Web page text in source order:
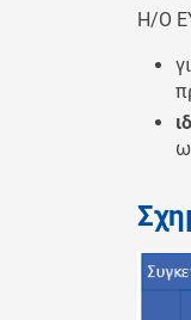
Η/Ο